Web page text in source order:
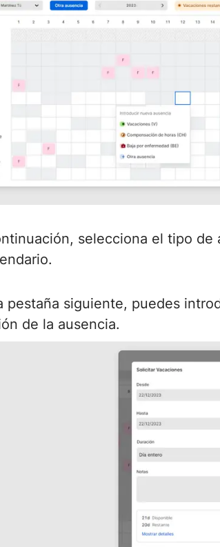
selecciona el tipo de
pestaña siguiente, puedes
de la ausencia.